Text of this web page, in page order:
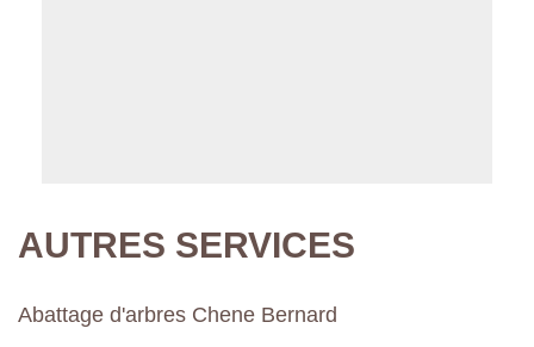
AUTRES SERVICES
Abattage d'arbres Chene Bernard